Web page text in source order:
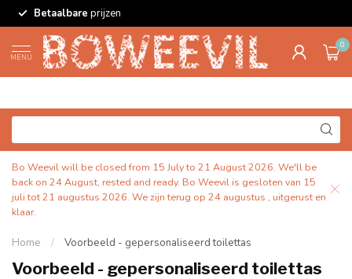
Betaalbare prijzen
MENU
0
Bo Weevil will be closed from 15 July to 21 August 2026. We'll be
back on 24 August, rested and ready. Bo Weevil is gesloten van 15
juli tot 21 augustus 2026. We zijn terug op 24 augustus , uitgerust en
klaar.
Home / Voorbeeld - gepersonaliseerd toilettas
Voorbeeld - gepersonaliseerd toilettas